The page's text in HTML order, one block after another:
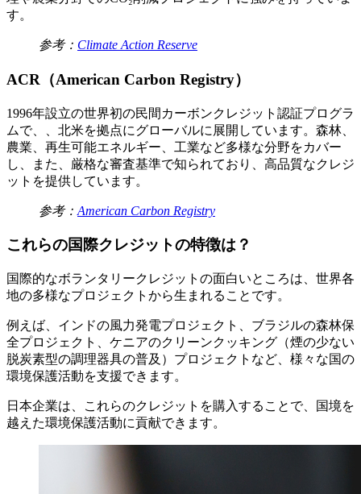
す。
参考： Climate Action Reserve
ACR（American Carbon Registry）
1996年設立の世界初の民間カーボンクレジット認証プログラ
ムで、、北米を拠点にグローバルに展開しています。森林、
農業、再生可能エネルギー、工業など多様な分野をカバー
し、また、厳格な審査基準で知られており、高品質なクレジ
ットを提供しています。
参考： American Carbon Registry
これらの国際クレジットの特徴は？
国際的なボランタリークレジットの面白いところは、世界各
地の多様なプロジェクトから生まれることです。
例えば、インドの風力発電プロジェクト、ブラジルの森林保
全プロジェクト、ケニアのクリーンクッキング（煙の少ない
脱炭素型の調理器具の普及）プロジェクトなど、様々な国の
環境保護活動を支援できます。
日本企業は、これらのクレジットを購入することで、国境を
越えた環境保護活動に貢献できます。